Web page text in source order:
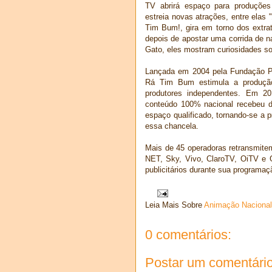
TV abrirá espaço para
estreia novas atrações, entre elas
Tim Bum!, gira em torno dos
depois de apostar uma corrida de
Gato, eles mostram curiosidades
Lançada em 2004 pela
Rá Tim Bum estimula a
produtores independentes. Em
conteúdo 100% nacional recebeu
espaço qualificado, tornando-se a
essa chancela.
Mais de 45 operadoras
NET, Sky, Vivo, ClaroTV, OiTV e
publicitários durante sua
Leia Mais Sobre Animação Nacional
0 comentários:
Postar um